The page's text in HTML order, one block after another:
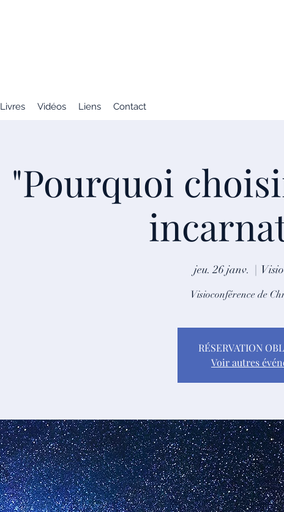
Livres Vidéos Liens Contact
"Pourquoi
jeu. 26 janv.
Visioconférence de
RÉSERVATION
Voir autres